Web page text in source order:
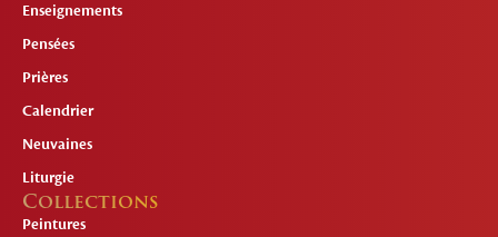
Enseignements
Pensées
Prières
Calendrier
Neuvaines
Liturgie
Collections
Peintures